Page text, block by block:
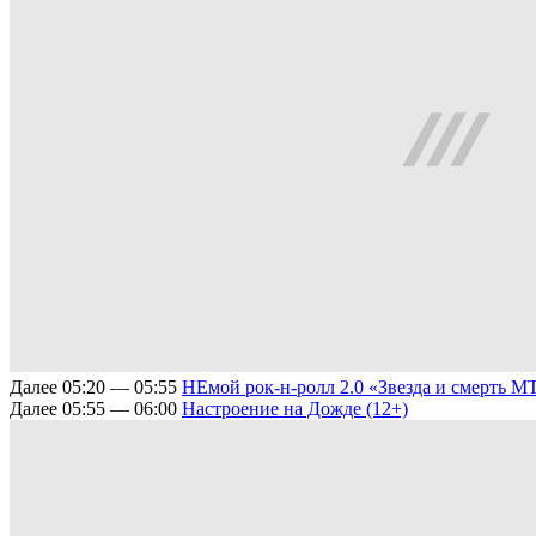
Далее 05:20 — 05:55 НЕмой рок-н-ролл 2.0 «Звезда и смерть
Далее 05:55 — 06:00 Настроение на Дожде (12+)